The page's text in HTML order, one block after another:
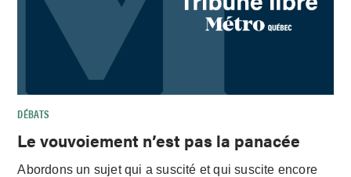
DÉBATS
Le vouvoiement n’est pas la panacée
Abordons un sujet qui a suscité et qui suscite encore